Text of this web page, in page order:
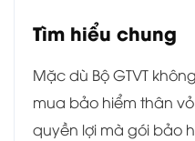
Tìm hiểu chung
Mặc dù Bộ GTVT
mua bảo hiểm thân
quyền lợi mà gói bảo